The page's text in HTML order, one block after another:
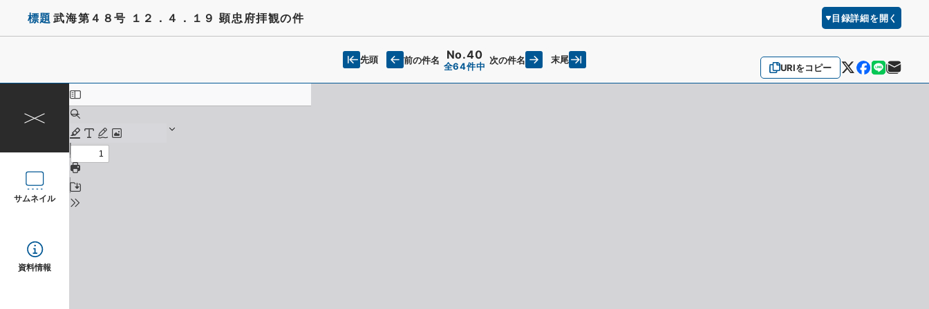
標題 武海第４８号 １２．４．１９ 顕忠府拝観の件 目録詳細を開く
URIをコピー
先頭 前の件名 No.40
全64件中
次の件名 末尾
サムネイル
資料情報